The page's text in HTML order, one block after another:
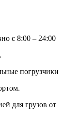
с 8:00 – 24:00
погрузчики
для грузов от